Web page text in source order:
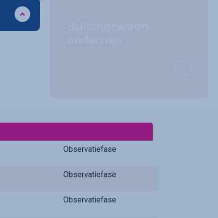
Observatiefase
Observatiefase
Observatiefase